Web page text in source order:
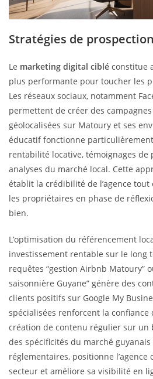
Stratégies de
Le marketing digital ciblé constitue
plus performante pour toucher les
Les réseaux sociaux, notamment
permettent de créer des
géolocalisées sur Matoury et ses
éducatif fonctionne
rentabilité locative, témoignages
analyses du marché local. Cette
établit la crédibilité de l’agence
les propriétaires en phase de
bien.
L’optimisation du référencement
investissement rentable sur le long
requêtes “gestion Airbnb Matoury”
saisonnière Guyane” génère des
clients positifs sur Google My
spécialisées renforcent la confiance
création de contenu régulier sur un
des spécificités du marché
réglementaires, positionne l’agence
secteur et améliore sa visibilité en